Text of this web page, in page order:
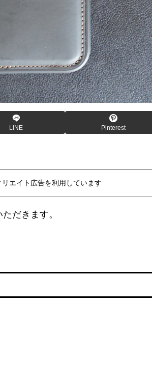
LINE Pinterest
エイト広告を利用しています
だきます。